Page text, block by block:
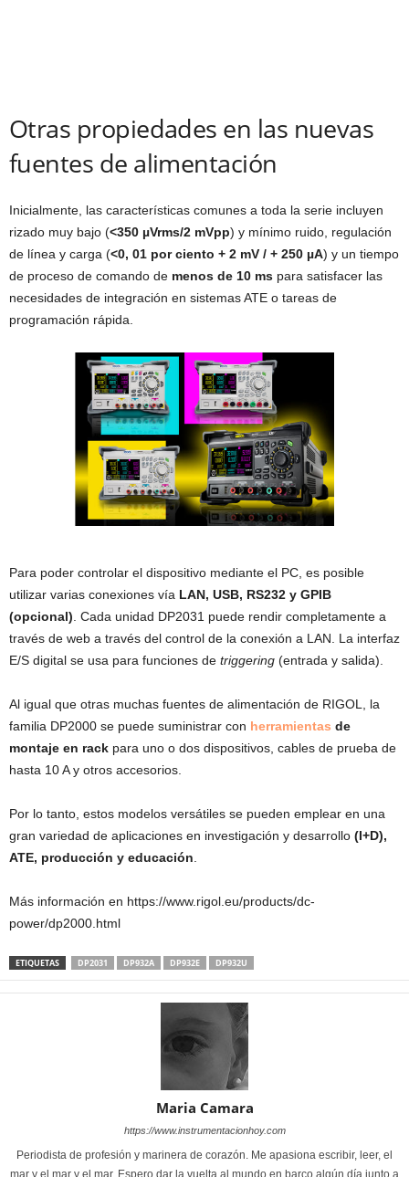
Otras propiedades en las nuevas
fuentes de alimentación
Inicialmente, las características comunes a toda la serie incluyen
rizado muy bajo (<350 µVrms/2 mVpp) y mínimo ruido, regulación
de línea y carga (<0, 01 por ciento + 2 mV / + 250 µA) y un tiempo
de proceso de comando de menos de 10 ms para satisfacer las
necesidades de integración en sistemas ATE o tareas de
programación rápida.
Para poder controlar el dispositivo mediante el PC, es posible
utilizar varias conexiones vía LAN, USB, RS232 y GPIB
(opcional) . Cada unidad DP2031 puede rendir completamente a
través de web a través del control de la conexión a LAN. La interfaz
E/S digital se usa para funciones de triggering (entrada y salida).
Al igual que otras muchas fuentes de alimentación de RIGOL, la
familia DP2000 se puede suministrar con herramientas de
montaje en rack para uno o dos dispositivos, cables de prueba de
hasta 10 A y otros accesorios.
Por lo tanto, estos modelos versátiles se pueden emplear en una
gran variedad de aplicaciones en investigación y desarrollo (I+D),
ATE, producción y educación
Más información en https://www.rigol.eu/products/dc-
power/dp2000.html
ETIQUETAS DP2031 DP932A DP932E DP932U
Maria Camara
https://www.instrumentacionhoy.com
Periodista de profesión y marinera de corazón. Me apasiona escribir, leer, el
mar y el mar y el mar. Espero dar la vuelta al mundo en barco algún día junto a